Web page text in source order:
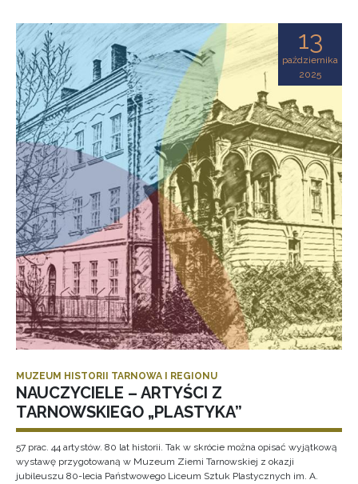
13
października
2025
MUZEUM HISTORII TARNOWA I REGIONU
NAUCZYCIELE – ARTYŚCI Z
TARNOWSKIEGO „PLASTYKA”
57 prac. 44 artystów. 80 lat historii. Tak w skrócie można opisać wyjątkową
wystawę przygotowaną w Muzeum Ziemi Tarnowskiej z okazji
jubileuszu 80-lecia Państwowego Liceum Sztuk Plastycznych im. A.